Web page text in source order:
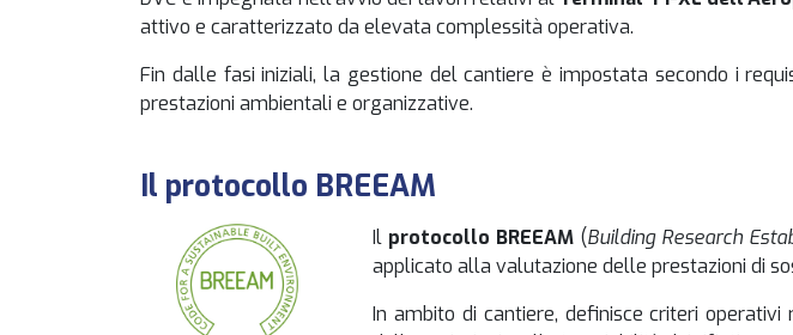
attivo e caratterizzato da elevata complessità operativa.
Fin dalle fasi iniziali, la gestione del cantiere è impostata secondo i
prestazioni ambientali e organizzative.
Il protocollo BREEAM
Il protocollo BREEAM(Building Research
applicato alla valutazione delle prestazioni di
In ambito di cantiere, definisce criteri